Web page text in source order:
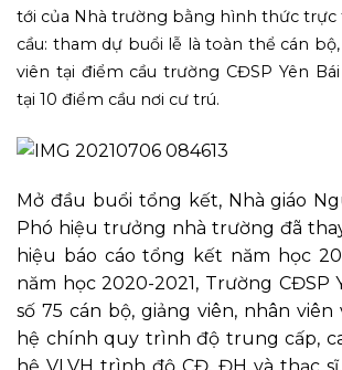
tới của Nhà trường bằng hình thức trực
cầu: tham dự buổi lễ là toàn thể cán
viên tại điểm cầu trường CĐSP Yên
tại 10 điểm cầu nơi cư trú.
Mở đầu buổi tổng kết, Nhà giáo
Phó hiệu trưởng nhà trường đã
hiệu báo cáo tổng kết năm học
năm học 2020-2021, Trường CĐSP
số 75 cán bộ, giảng viên, nhân viên
hệ chính quy trình độ trung cấp,